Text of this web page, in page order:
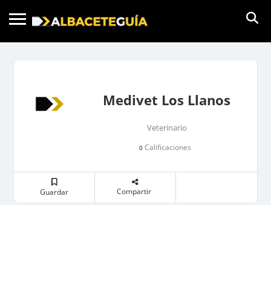
Medivet Los Llanos
Veterinario
0Calificaciones
Guardar Compartir